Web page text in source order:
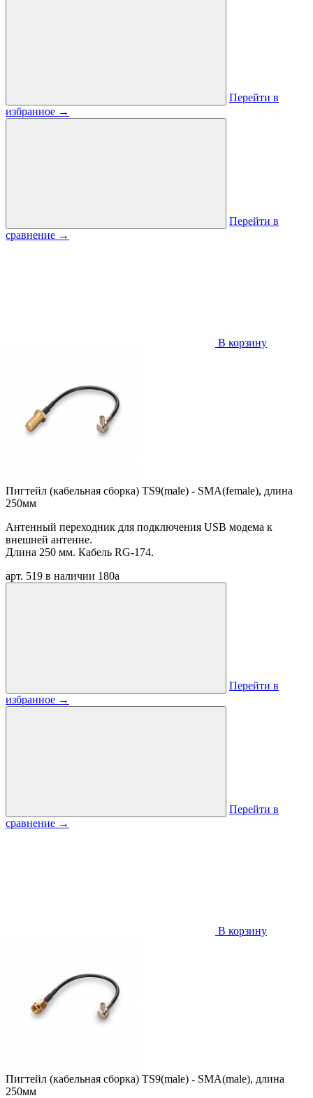
Перейти в
избранное →
Перейти в
сравнение →
В корзину
Пигтейл (кабельная сборка) TS9(male) - SMA(female), длина
250мм
Антенный переходник для подключения USB модема к
внешней антенне.
Длина 250 мм. Кабель RG-174.
арт. 519 в наличии 180a
Перейти в
избранное →
Перейти в
сравнение →
В корзину
Пигтейл (кабельная сборка) TS9(male) - SMA(male), длина
250мм